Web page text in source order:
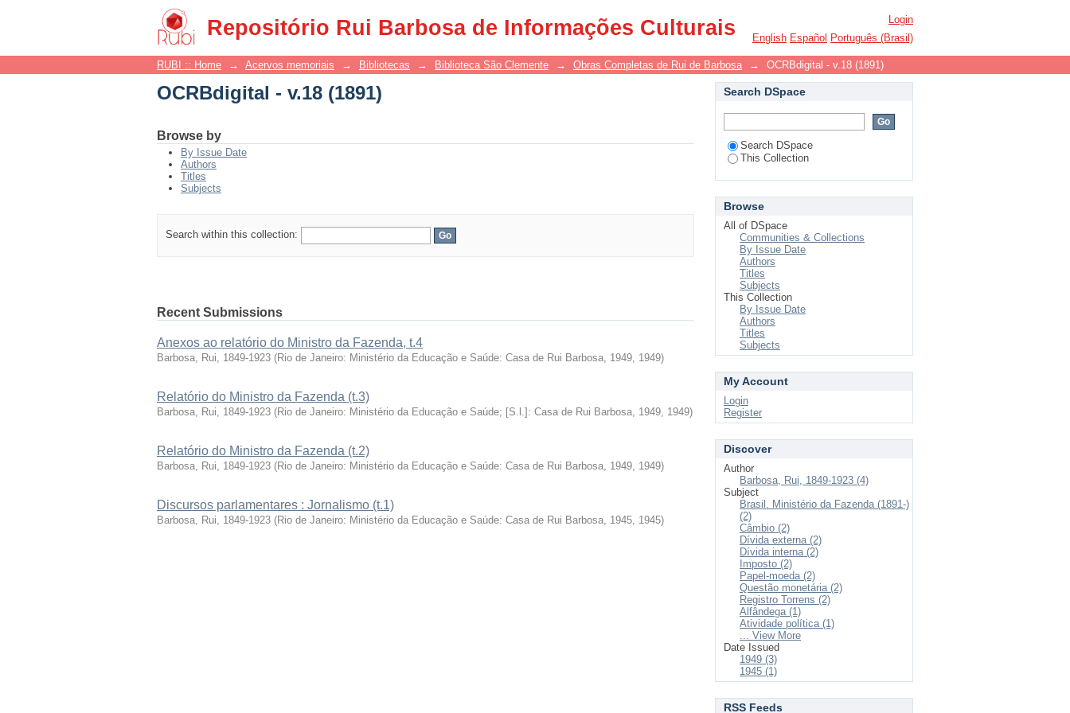
Repositório Rui Barbosa de Informações Culturais
OCRBdigital - v.18 (1891)
Login
English Español Português (Brasil)
RUBI :: Home → Acervos memoriais → Bibliotecas → Biblioteca São Clemente → Obras Completas de Rui de Barbosa → OCRBdigital - v.18 (1891)
OCRBdigital - v.18 (1891)
Browse by
By Issue Date
Authors
Titles
Subjects
Search within this collection:
Recent Submissions
Anexos ao relatório do Ministro da Fazenda, t.4
Barbosa, Rui, 1849-1923 (Rio de Janeiro: Ministério da Educação e Saúde: Casa de Rui Barbosa, 1949, 1949)
Relatório do Ministro da Fazenda (t.3)
Barbosa, Rui, 1849-1923 (Rio de Janeiro: Ministério da Educação e Saúde; [S.l.]: Casa de Rui Barbosa, 1949, 1949)
Relatório do Ministro da Fazenda (t.2)
Barbosa, Rui, 1849-1923 (Rio de Janeiro: Ministério da Educação e Saúde: Casa de Rui Barbosa, 1949, 1949)
Discursos parlamentares : Jornalismo (t.1)
Barbosa, Rui, 1849-1923 (Rio de Janeiro: Ministério da Educação e Saúde: Casa de Rui Barbosa, 1945, 1945)
Search DSpace
Search DSpace
This Collection
Browse
All of DSpace
Communities & Collections
By Issue Date
Authors
Titles
Subjects
This Collection
By Issue Date
Authors
Titles
Subjects
My Account
Login
Register
Discover
Author
Barbosa, Rui, 1849-1923 (4)
Subject
Brasil. Ministério da Fazenda (1891-)
(2)
Câmbio (2)
Dívida externa (2)
Dívida interna (2)
Imposto (2)
Papel-moeda (2)
Questão monetária (2)
Registro Torrens (2)
Alfândega (1)
Atividade política (1)
... View More
Date Issued
1949 (3)
1945 (1)
RSS Feeds